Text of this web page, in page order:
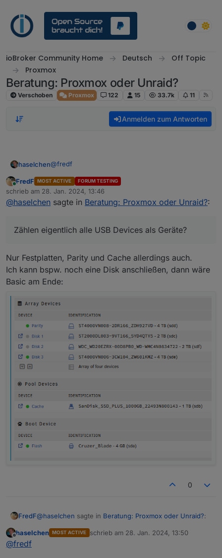
ioBroker Community Home Deutsch
Off Topic
Proxmox
Beratung: Proxmox oder Unraid?
Verschoben Proxmox 122 15 33.7k 11
Anmelden zum Antworten
haselchen@fredf
Ja, hab die ganze Nacht gelesen und Videos
geguckt :)
Hab schon Quadrat Augen
Ca.54€ ist schon nen Brett fürs Rumdatteln.
Online
FredF MOST ACTIVE FORUM TESTING
schrieb am 28. Jan. 2024, 13:46
zuletzt editiert von
@haselchen sagte in Beratung: Proxmox oder Unraid?:
Zählen eigentlich alle USB Devices als Geräte?
Nur Festplatten, Parity und Cache allerdings auch.
Ich kann bspw. noch eine Disk anschließen, dann wäre
Basic am Ende:
0
FredF@haselchen sagte in Beratung: Proxmox oder Unraid?:
Offline
haselchen MOST ACTIVE schrieb am 28. Jan. 2024, 13:50
zuletzt editiert von
@fredf